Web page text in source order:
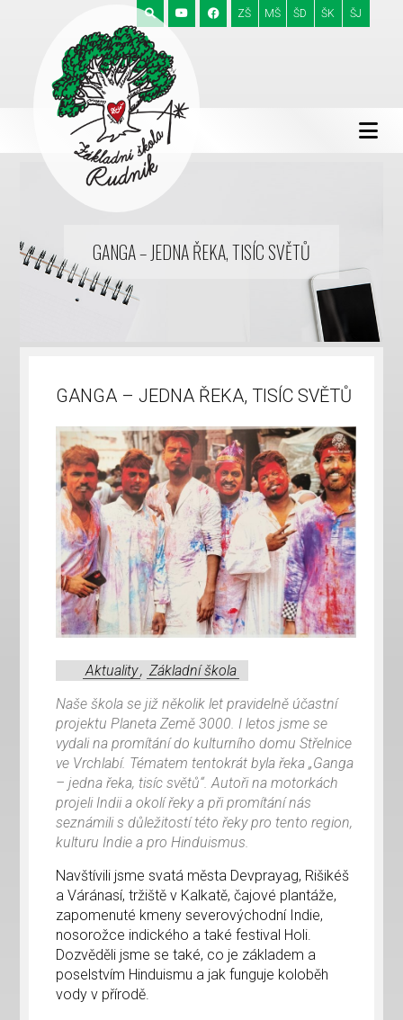
ZŠ MŠ ŠD ŠK ŠJ
GANGA – JEDNA ŘEKA, TISÍC SVĚTŮ
GANGA – JEDNA ŘEKA, TISÍC SVĚTŮ
Aktuality, Základní škola
Naše škola se již několik let pravidelně účastní
projektu Planeta Země 3000. I letos jsme se
vydali na promítání do kulturního domu Střelnice
ve Vrchlabí. Tématem tentokrát byla řeka „Ganga
– jedna řeka, tisíc světů“. Autoři na motorkách
projeli Indii a okolí řeky a při promítání nás
seznámili s důležitostí této řeky pro tento region,
kulturu Indie a pro Hinduismus.
Navštívili jsme svatá města Devprayag, Rišikéš
a Váránasí, tržiště v Kalkatě, čajové plantáže,
zapomenuté kmeny severovýchodní Indie,
nosorožce indického a také festival Holi.
Dozvěděli jsme se také, co je základem a
poselstvím Hinduismu a jak funguje koloběh
vody v přírodě.